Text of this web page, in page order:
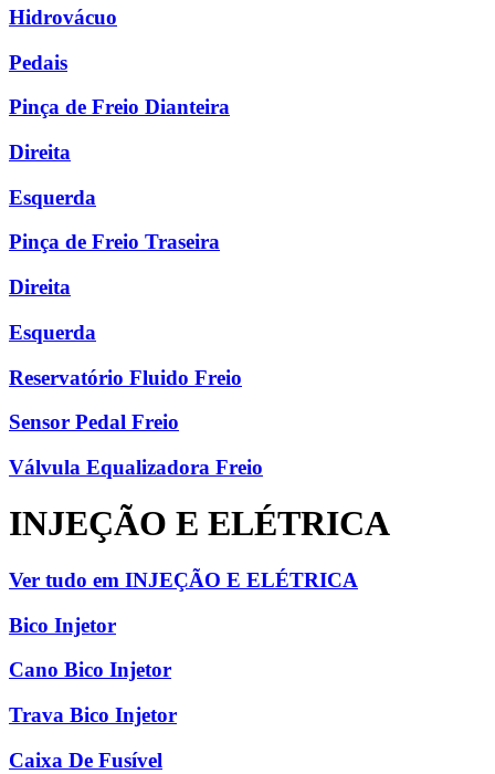
Hidrovácuo
Pedais
Pinça de Freio Dianteira
Direita
Esquerda
Pinça de Freio Traseira
Direita
Esquerda
Reservatório Fluido Freio
Sensor Pedal Freio
Válvula Equalizadora Freio
INJEÇÃO E ELÉTRICA
Ver tudo em INJEÇÃO E ELÉTRICA
Bico Injetor
Cano Bico Injetor
Trava Bico Injetor
Caixa De Fusível